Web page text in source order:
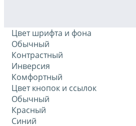
Цвет шрифта и фона
Обычный
Контрастный
Инверсия
Комфортный
Цвет кнопок и ссылок
Обычный
Красный
Синий